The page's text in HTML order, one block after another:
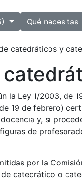
Qué necesitas
catedráticos y
la Ley 1/2003, de
19 de febrero)
y, si
de
por la
catedrático o